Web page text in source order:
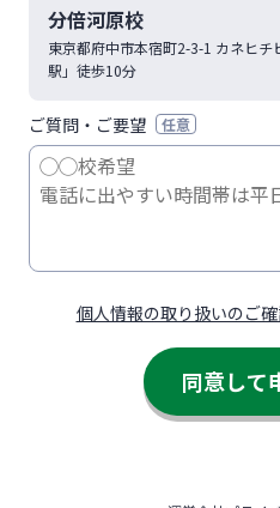
分倍河原校
東京都府中市本宿町2-3-1 カネヒチ
駅」徒歩10分
ご質問・ご要望 任意
個人情報の取り扱いのご確
同意して